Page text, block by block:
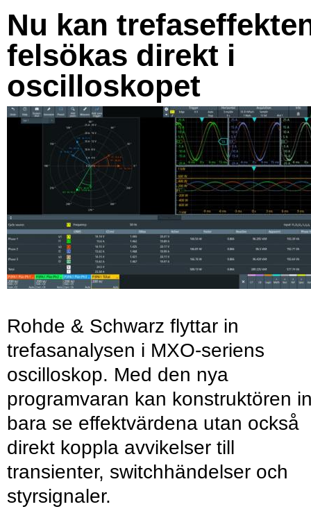
Nu kan
felsökas direkt i
oscilloskopet
Rohde & Schwarz flyttar in
trefasanalysen i MXO-seriens
oscilloskop. Med den nya
programvaran kan konstruktören
bara se effektvärdena utan också
direkt koppla avvikelser till
transienter, switchhändelser och
styrsignaler.